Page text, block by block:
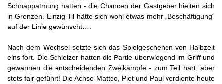
Schnappatmung hatten - die Chancen der Gastgeber hielten sich
in Grenzen. Einzig Til hätte sich wohl etwas mehr „Beschäftigung“
auf der Linie gewünscht….
Nach dem Wechsel setzte sich das Spielgeschehen von Halbzeit
eins fort. Die Schleizer hatten die Partie überwiegend im Griff und
gewannen die entscheidenden Zweikämpfe - zum Teil hart, aber
stets fair geführt! Die Achse Matteo, Piet und Paul verdiente heute